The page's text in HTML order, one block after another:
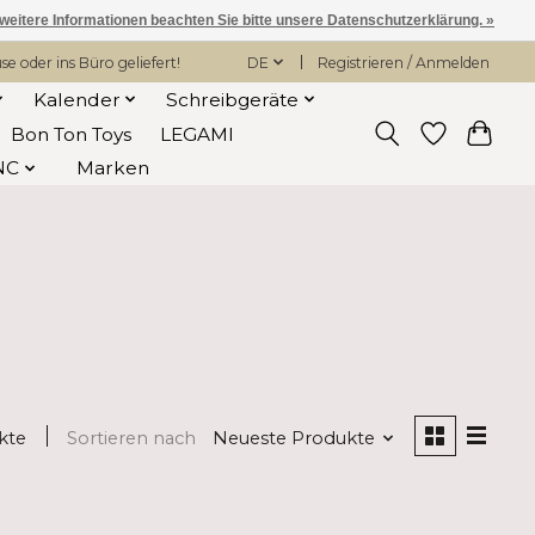
oder ins Büro geliefert! DE Registrieren / Anmelden
Kalender
Schreibgeräte
Bon Ton Toys
LEGAMI
Marken
Sortieren nach Neueste Produkte
Informationen beachten Sie bitte unsere Datenschutzerklärung. »